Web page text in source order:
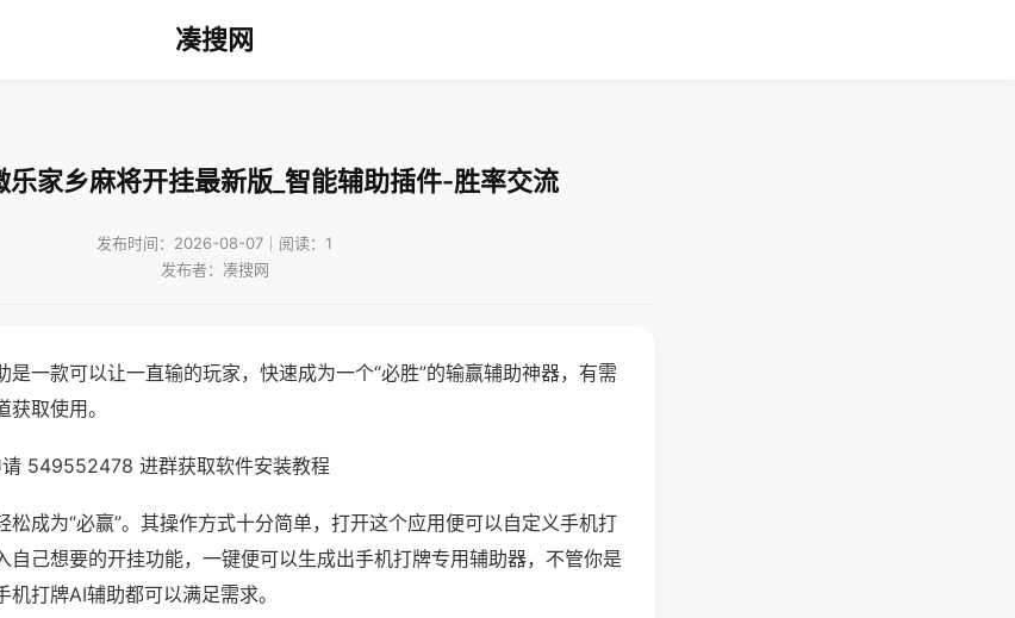
凑搜网
乐家乡麻将开挂最新版_智能辅助插件-胜率交流
发布时间：2026-08-07｜阅读：1
发布者：凑搜网
是一款可以让一直输的玩家，快速成为一个“必胜”的输赢辅助神器，有需
取使用。
549552478 进群获取软件安装教程
松成为“必赢”。其操作方式十分简单，打开这个应用便可以自定义手机打
自己想要的开挂功能，一键便可以生成出手机打牌专用辅助器，不管你是
打牌AI辅助都可以满足需求。